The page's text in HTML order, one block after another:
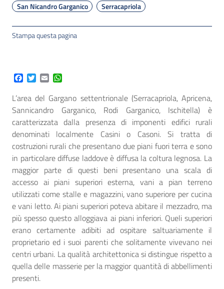
San Nicandro Garganico
Serracapriola
Stampa questa pagina
Facebook
Twitter
Email
L’area del Gargano settentrionale (Serracapriola, Apricena,
Sannicandro Garganico, Rodi Garganico, Ischitella) è
caratterizzata dalla presenza di imponenti edifici rurali
denominati localmente Casini o Casoni. Si tratta di
costruzioni rurali che presentano due piani fuori terra e sono
in particolare diffuse laddove è diffusa la coltura legnosa. La
maggior parte di questi beni presentano una scala di
accesso ai piani superiori esterna, vani a pian terreno
utilizzati come stalle e magazzini, vano superiore per cucina
e vani letto. Ai piani superiori poteva abitare il mezzadro, ma
più spesso questo alloggiava ai piani inferiori. Queli superiori
erano certamente adibiti ad ospitare saltuariamente il
proprietario ed i suoi parenti che solitamente vivevano nei
centri urbani. La qualità architettonica si distingue rispetto a
quella delle masserie per la maggior quantità di abbellimenti
presenti.